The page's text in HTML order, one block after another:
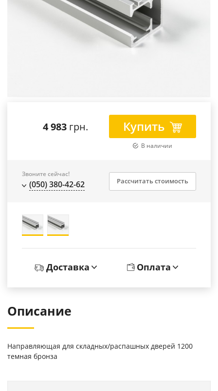
4 983 грн. Купить
В наличии
Звоните сейчас!
(050) 380-42-62 Рассчитать стоимость
Доставка Оплата
Описание
Направляющая для складных/распашных дверей 1200
темная бронза